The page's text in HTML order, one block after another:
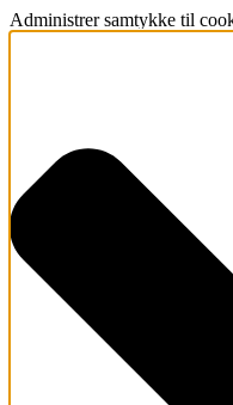
Administrer samtykke til